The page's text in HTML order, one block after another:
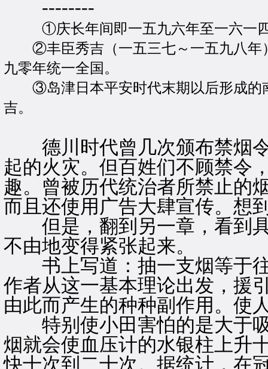
--------
①庆长年间即一五九六年至一六一
②丰臣秀吉（一五三七～一五九八年
九零年统一全国。
③岛津日本平安时代末期以后形成的
吉。
德川时代曾几次颁布禁烟令
起的火灾。但百姓们不顾禁令
趣。曾被历代统治者所禁止的
而且还使用广告大肆宣传。想
但是，翻到另一章，看到具
不由地变得紧张起来。
书上写道：抽一支烟等于往
作者从这一基本理论出发，援
由此而产生的种种副作用。使
特别使小田害怕的是大于吸
烟就会使血压计的水银柱上升
快十次到二十次。据统计，在